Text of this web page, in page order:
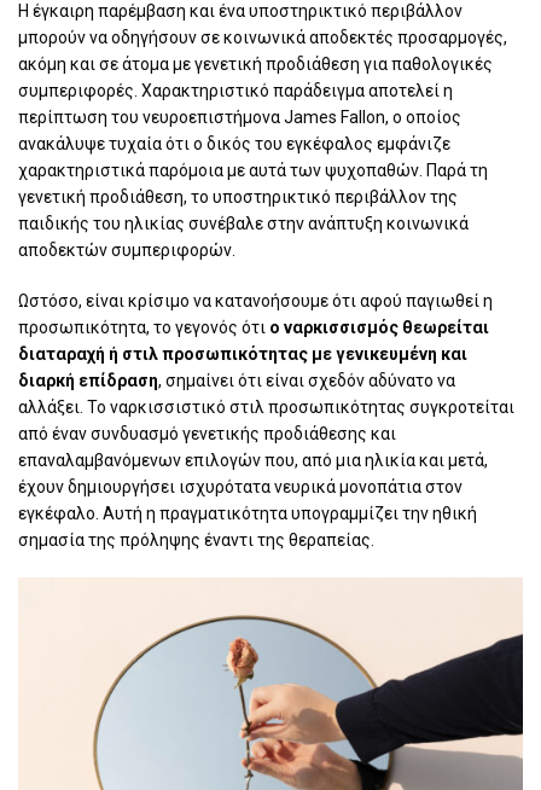
Η έγκαιρη παρέμβαση και ένα υποστηρικτικό περιβάλλον
μπορούν να οδηγήσουν σε κοινωνικά αποδεκτές προσαρμογές,
ακόμη και σε άτομα με γενετική προδιάθεση για παθολογικές
συμπεριφορές. Χαρακτηριστικό παράδειγμα αποτελεί η
περίπτωση του νευροεπιστήμονα James Fallon, ο οποίος
ανακάλυψε τυχαία ότι ο δικός του εγκέφαλος εμφάνιζε
χαρακτηριστικά παρόμοια με αυτά των ψυχοπαθών. Παρά τη
γενετική προδιάθεση, το υποστηρικτικό περιβάλλον της
παιδικής του ηλικίας συνέβαλε στην ανάπτυξη κοινωνικά
αποδεκτών συμπεριφορών.
Ωστόσο, είναι κρίσιμο να κατανοήσουμε ότι αφού παγιωθεί η
προσωπικότητα, το γεγονός ότι ο ναρκισσισμός θεωρείται
διαταραχή ή στιλ προσωπικότητας με γενικευμένη και
διαρκή επίδραση, σημαίνει ότι είναι σχεδόν αδύνατο να
αλλάξει. Το ναρκισσιστικό στιλ προσωπικότητας συγκροτείται
από έναν συνδυασμό γενετικής προδιάθεσης και
επαναλαμβανόμενων επιλογών που, από μια ηλικία και μετά,
έχουν δημιουργήσει ισχυρότατα νευρικά μονοπάτια στον
εγκέφαλο. Αυτή η πραγματικότητα υπογραμμίζει την ηθική
σημασία της πρόληψης έναντι της θεραπείας.